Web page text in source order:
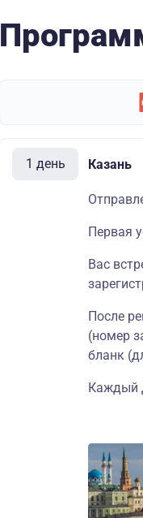
1 день Казань
Первая
Вас
После
(номер
бланк
Каждый